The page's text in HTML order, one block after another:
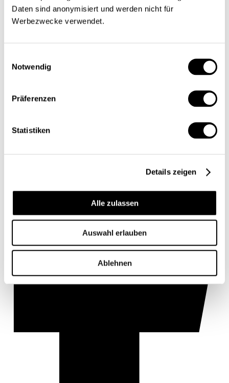
Daten sind anonymisiert und werden nicht für
Werbezwecke verwendet.
Notwendig
Präferenzen
Statistiken
Details zeigen
Alle zulassen
Auswahl erlauben
Ablehnen